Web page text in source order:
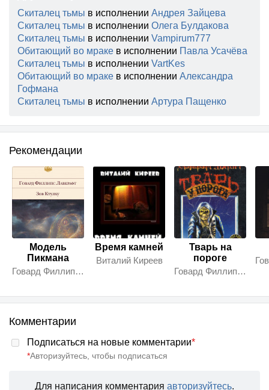
Скиталец тьмы в исполнении Андрея Зайцева
Скиталец тьмы в исполнении Олега Булдакова
Скиталец тьмы в исполнении Vampirum777
Обитающий во мраке в исполнении Павла Усачёва
Скиталец тьмы в исполнении VartKes
Обитающий во мраке в исполнении Александра
Гофмана
Скиталец тьмы в исполнении Артура Пащенко
Рекомендации
Модель
Пикмана
Говард Филлипс Лавкрафт
Время камней
Виталий Киреев
Тварь на
пороге
Говард Филлипс Лавкрафт
Комментарии
Подписаться на новые комментарии*
*Авторизуйтесь, чтобы подписаться
Для написания комментария авторизуйтесь.